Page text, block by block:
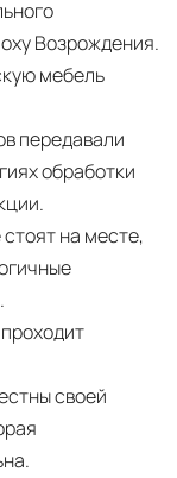
Возрождения.
мебель
передавали
обработки
на месте,
своей